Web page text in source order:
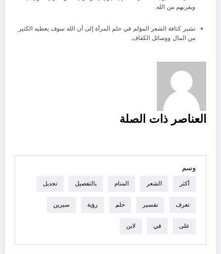
ويقربهم من الله.
تشير كثافة الشعر المؤلم في حلم المرأة إلى أن الله سوف يعطيه الكثير
من المال ووسائل الكفاف.
تصفح
العناصر ذات الصلة
وسم
أكثر الشعر المنام بالتفصيل تجديل
تعرف تفسير حلم رؤية سيرين
على في لابن